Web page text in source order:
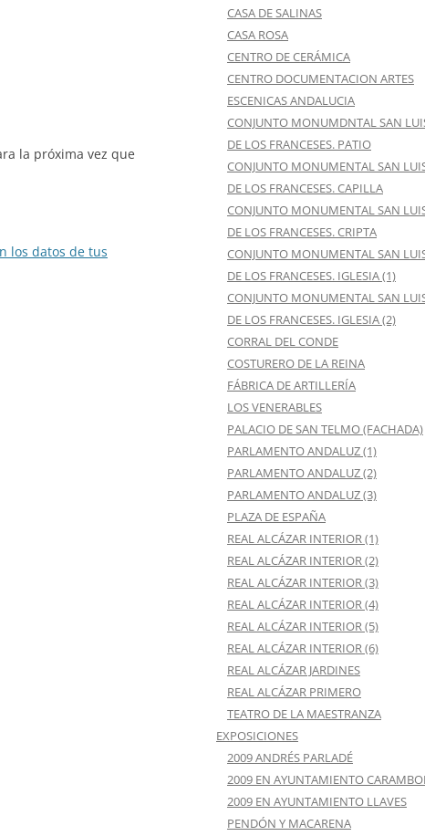
la próxima vez que
los datos de tus
CASA DE SALINAS
CASA ROSA
CENTRO DE CERÁMICA
CENTRO DOCUMENTACION ARTES
ESCENICAS ANDALUCIA
CONJUNTO MONUMDNTAL SAN
DE LOS FRANCESES. PATIO
CONJUNTO MONUMENTAL SAN
DE LOS FRANCESES. CAPILLA
CONJUNTO MONUMENTAL SAN
DE LOS FRANCESES. CRIPTA
CONJUNTO MONUMENTAL SAN
DE LOS FRANCESES. IGLESIA (1)
CONJUNTO MONUMENTAL SAN
DE LOS FRANCESES. IGLESIA (2)
CORRAL DEL CONDE
COSTURERO DE LA REINA
FÁBRICA DE ARTILLERÍA
LOS VENERABLES
PALACIO DE SAN TELMO (FACHADA)
PARLAMENTO ANDALUZ (1)
PARLAMENTO ANDALUZ (2)
PARLAMENTO ANDALUZ (3)
PLAZA DE ESPAÑA
REAL ALCÁZAR INTERIOR (1)
REAL ALCÁZAR INTERIOR (2)
REAL ALCÁZAR INTERIOR (3)
REAL ALCÁZAR INTERIOR (4)
REAL ALCÁZAR INTERIOR (5)
REAL ALCÁZAR INTERIOR (6)
REAL ALCÁZAR JARDINES
REAL ALCÁZAR PRIMERO
TEATRO DE LA MAESTRANZA
EXPOSICIONES
2009 ANDRÉS PARLADÉ
2009 EN AYUNTAMIENTO
2009 EN AYUNTAMIENTO LLAVES
PENDÓN Y MACARENA